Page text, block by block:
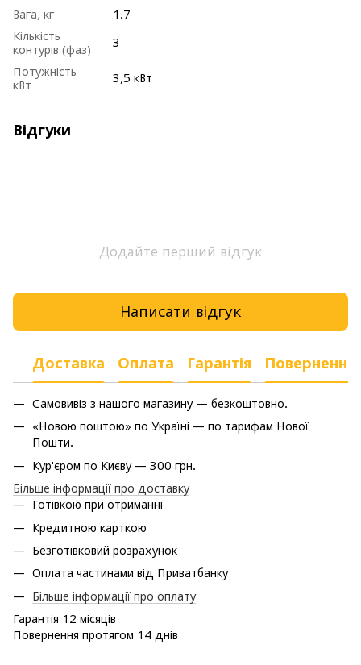
Вага, кг
1.7
Кількість
контурів (фаз)
3
Потужність
кВт
3,5 кВт
Відгуки
Додайте перший відгук
Написати відгук
Доставка Оплата Гарантія Повернення
Самовивіз з нашого магазину — безкоштовно.
«Новою поштою» по Україні — по тарифам Нової
Пошти.
Кур'єром по Києву — 300 грн.
Більше інформації про доставку
Готівкою при отриманні
Кредитною карткою
Безготівковий розрахунок
Оплата частинами від Приватбанку
Більше інформації про оплату
Гарантія 12 місяців
Повернення протягом 14 днів